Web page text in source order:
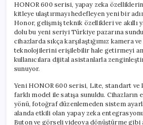
HONOR 600 serisi, yapay zeka
kitleye ulaştırmayı hedefleyen yeni bir
Honor, gelişmiş teknik özellikleri ve akıllı
dolu bu yeni seriyi Türkiye pazarına
cihazlarda sıkça karşılaştığımız kamera
teknolojilerini erişilebilir hale getirmeyi
kullanıcılara dijital asistanlarla
sunuyor.
Yeni HONOR 600 serisi, Lite, standart ve
farklı model ile satışa sunuldu. Cihazların
yönü, fotoğraf düzenlemeden sistem
alanda etkili olan yapay zeka
Buton ve görseli videoya dönüştürme gibi